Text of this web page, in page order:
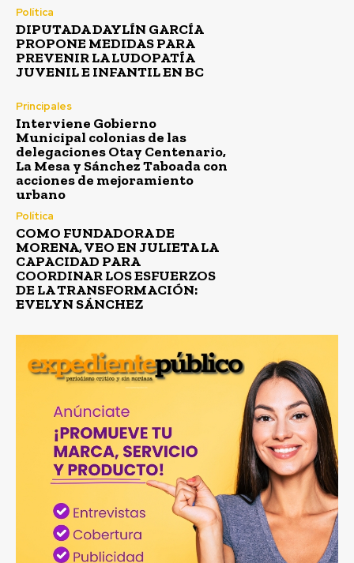
Política
DIPUTADA DAYLÍN GARCÍA
PROPONE MEDIDAS PARA
PREVENIR LA LUDOPATÍA
JUVENIL E INFANTIL EN BC
Principales
Interviene Gobierno
Municipal colonias de las
delegaciones Otay Centenario,
La Mesa y Sánchez Taboada con
acciones de mejoramiento
urbano
Política
COMO FUNDADORA DE
MORENA, VEO EN JULIETA LA
CAPACIDAD PARA
COORDINAR LOS ESFUERZOS
DE LA TRANSFORMACIÓN:
EVELYN SÁNCHEZ